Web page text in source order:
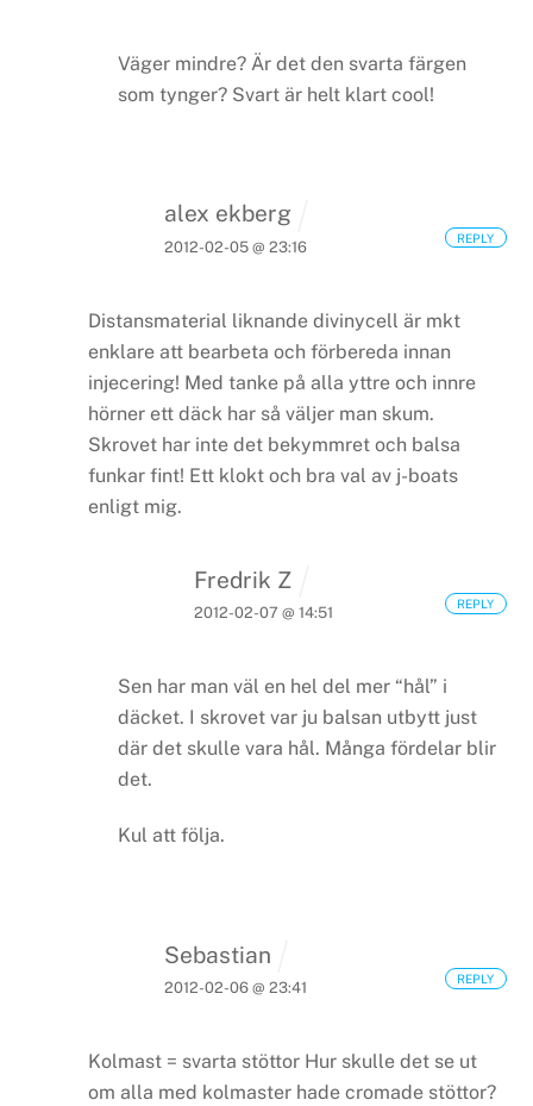
Väger mindre? Är det den svarta färgen
som tynger? Svart är helt klart cool!
alex ekberg
2012-02-05 @ 23:16
Distansmaterial liknande divinycell är mkt
enklare att bearbeta och förbereda innan
injecering! Med tanke på alla yttre och innre
hörner ett däck har så väljer man skum.
Skrovet har inte det bekymmret och balsa
funkar fint! Ett klokt och bra val av j-boats
enligt mig.
REPLY
Fredrik Z
2012-02-07 @ 14:51
Sen har man väl en hel del mer “hål” i
däcket. I skrovet var ju balsan utbytt just
där det skulle vara hål. Många fördelar blir
det.
Kul att följa.
REPLY
Sebastian
2012-02-06 @ 23:41
Kolmast = svarta stöttorHur skulle det se ut
om alla med kolmaster hade cromade stöttor?
REPLY